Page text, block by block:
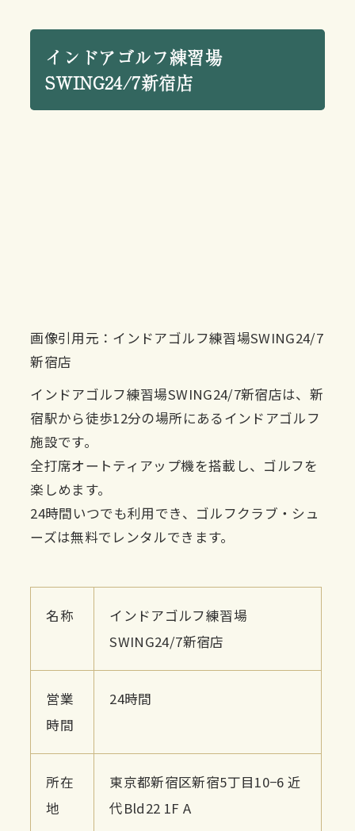
インドアゴルフ練習場
SWING24/7新宿店
画像引用元：インドアゴルフ練習場SWING24/7
新宿店
インドアゴルフ練習場SWING24/7新宿店は、新
宿駅から徒歩12分の場所にあるインドアゴルフ
施設です。
全打席オートティアップ機を搭載し、ゴルフを
楽しめます。
24時間いつでも利用でき、ゴルフクラブ・シュ
ーズは無料でレンタルできます。
名称
インドアゴルフ練習場
SWING24/7新宿店
営業
時間
24時間
所在
地
東京都新宿区新宿5丁目10−6 近
代Bld22 1F A